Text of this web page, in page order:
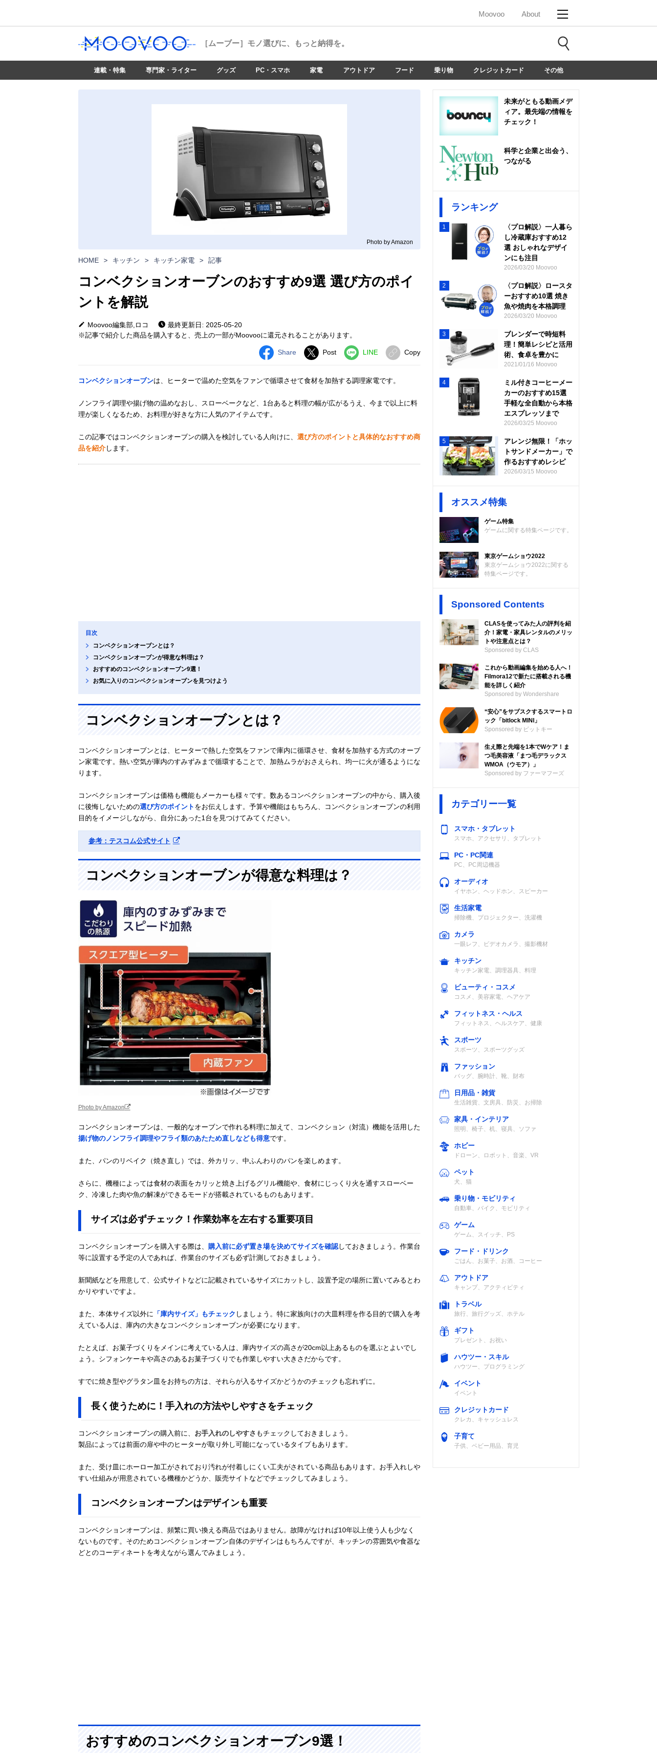
Moovoo About
［ムーブー］ モノ選びに、もっと納得を。
連載・特集 専門家・ライター グッズ PC・スマホ 家電 アウトドア フード 乗り物 クレジットカード その他
Photo by Amazon
HOME > キッチン > キッチン家電 > 記事
コンベクションオーブンのおすすめ9選 選び方のポイ
ントを解説
Moovoo編集部,ロコ
最終更新日: 2025-05-20
※記事で紹介した商品を購入すると、売上の一部がMoovooに還元されることがあります。
Share Post LINE Copy
コンベクションオーブンは、ヒーターで温めた空気をファンで循環させて食材を加熱する調理家電です。
ノンフライ調理や揚げ物の温めなおし、スローベークなど、1台あると料理の幅が広がるうえ、今まで以上に料
理が楽しくなるため、お料理が好きな方に人気のアイテムです。
この記事ではコンベクションオーブンの購入を検討している人向けに、 選び方のポイントと具体的なおすすめ商
品を紹介します。
目次
コンベクションオーブンとは？
コンベクションオーブンが得意な料理は？
おすすめのコンベクションオーブン9選！
お気に入りのコンベクションオーブンを見つけよう
コンベクションオーブンとは？
コンベクションオーブンとは、ヒーターで熱した空気をファンで庫内に循環させ、食材を加熱する方式のオーブ
ン家電です。熱い空気が庫内のすみずみまで循環することで、加熱ムラがおさえられ、均一に火が通るようにな
ります。
コンベクションオーブンは価格も機能もメーカーも様々です。数あるコンベクションオーブンの中から、購入後
に後悔しないための選び方のポイントをお伝えします。予算や機能はもちろん、コンベクションオーブンの利用
目的をイメージしながら、自分にあった1台を見つけてみてください。
参考：テスコム公式サイト
コンベクションオーブンが得意な料理は？
Photo by Amazon
コンベクションオーブンは、一般的なオーブンで作れる料理に加えて、コンベクション（対流）機能を活用した
揚げ物のノンフライ調理やフライ類のあたため直しなども得意です。
また、パンのリベイク（焼き直し）では、外カリッ、中ふんわりのパンを楽しめます。
さらに、機種によっては食材の表面をカリッと焼き上げるグリル機能や、食材にじっくり火を通すスローベー
ク、冷凍した肉や魚の解凍ができるモードが搭載されているものもあります。
サイズは必ずチェック！作業効率を左右する重要項目
コンベクションオーブンを購入する際は、 購入前に必ず置き場を決めてサイズを確認しておきましょう。作業台
等に設置する予定の人であれば、作業台のサイズも必ず計測しておきましょう。
新聞紙などを用意して、公式サイトなどに記載されているサイズにカットし、設置予定の場所に置いてみるとわ
かりやすいですよ。
また、本体サイズ以外に 「庫内サイズ」もチェック しましょう。特に家族向けの大皿料理を作る目的で購入を考
えている人は、庫内の大きなコンベクションオーブンが必要になります。
たとえば、お菓子づくりをメインに考えている人は、庫内サイズの高さが20cm以上あるものを選ぶとよいでし
ょう。シフォンケーキや高さのあるお菓子づくりでも作業しやすい大きさだからです。
すでに焼き型やグラタン皿をお持ちの方は、それらが入るサイズかどうかのチェックも忘れずに。
長く使うために！手入れの方法やしやすさをチェック
コンベクションオーブンの購入前に、 お手入れのしやすさ もチェックしておきましょう。
製品によっては前面の扉や中のヒーターが取り外し可能になっているタイプもあります。
また、受け皿にホーロー加工がされており汚れが付着しにくい工夫がされている商品もあります。お手入れしや
すい仕組みが用意されている機種かどうか、販売サイトなどでチェックしてみましょう。
コンベクションオーブンはデザインも重要
コンベクションオーブンは、頻繁に買い換える商品ではありません。故障がなければ10年以上使う人も少なく
ないものです。そのためコンベクションオーブン自体のデザインはもちろんですが、キッチンの雰囲気や食器な
どとのコーディネートを考えながら選んでみましょう。
おすすめのコンベクションオーブン9選！
未来がともる動画メデ
ィア。最先端の情報を
チェック！
科学と企業と出会う、
つながる
ランキング
1
〈プロ解説〉一人暮ら
し冷蔵庫おすすめ12
選 おしゃれなデザイ
ンにも注目
2026/03/20 Moovoo
2
〈プロ解説〉ロースタ
ーおすすめ10選 焼き
魚や焼肉を本格調理
2026/03/20 Moovoo
3
ブレンダーで時短料
理！簡単レシピと活用
術、食卓を豊かに
2021/01/16 Moovoo
4
ミル付きコーヒーメー
カーのおすすめ15選
手軽な全自動から本格
エスプレッソまで
2026/03/25 Moovoo
5
アレンジ無限！「ホッ
トサンドメーカー」で
作るおすすめレシピ
2026/03/15 Moovoo
オススメ特集
ゲーム特集
ゲームに関する特集ページです。
東京ゲームショウ2022
東京ゲームショウ2022に関する
特集ページです。
Sponsored Contents
CLASを使ってみた人の評判を紹
介！家電・家具レンタルのメリッ
トや注意点とは？
Sponsored by CLAS
これから動画編集を始める人へ！
Filmora12で新たに搭載される機
能を詳しく紹介
Sponsored by Wondershare
“安心”をサブスクするスマートロ
ック「bitlock MINI」
Sponsored by ビットキー
生え際と先端を1本でWケア！ま
つ毛美容液「まつ毛デラックス
WMOA（ウモア）」
Sponsored by ファーマフーズ
カテゴリー一覧
スマホ・タブレット
スマホ、アクセサリ、タブレット
PC・PC関連
PC、PC周辺機器
オーディオ
イヤホン、ヘッドホン、スピーカー
生活家電
掃除機、プロジェクター、洗濯機
カメラ
一眼レフ、ビデオカメラ、撮影機材
キッチン
キッチン家電、調理器具、料理
ビューティ・コスメ
コスメ、美容家電、ヘアケア
フィットネス・ヘルス
フィットネス、ヘルスケア、健康
スポーツ
スポーツ、スポーツグッズ
ファッション
バッグ、腕時計、靴、財布
日用品・雑貨
生活雑貨、文房具、防災、お掃除
家具・インテリア
照明、椅子、机、寝具、ソファ
ホビー
ドローン、ロボット、音楽、VR
ペット
犬、猫
乗り物・モビリティ
自動車、バイク、モビリティ
ゲーム
ゲーム、スイッチ、PS
フード・ドリンク
ごはん、お菓子、お酒、コーヒー
アウトドア
キャンプ、アクティビティ
トラベル
旅行、旅行グッズ、ホテル
ギフト
プレゼント、お祝い
ハウツー・スキル
ハウツー、プログラミング
イベント
イベント
クレジットカード
クレカ、キャッシュレス
子育て
子供、ベビー用品、育児